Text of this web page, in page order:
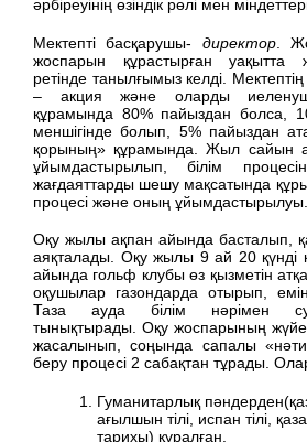
әрбіреуінің өзіндік рөлі мен
Мектепті басқарушы- директор.
жоспарын құрастырған уақытта
ретінде танылғымыз келді.
– акция және оларды
құрамында 80% пайыздан болса,
меншігінде болып, 5% пайыздан
қорының» құрамында. Жыл сайын
ұйымдастырылып, білім
жағдаяттарды шешу мақсатында
процесі және оның ұйымдастырылуы.
Оқу жылы ақпан айында басталып,
аяқталады. Оқу жылы 9 ай 20 қүнді
айында гольф клубы өз қызметін
оқушылар газондарда отырып,
Таза ауда білім нәрімен
тынықтырады. Оқу жоспарының
жасалынып, соңында сапалы
беру процесі 2 сабақтан тұрады.
Гуманитарлық
ағылшын тілі, испан тілі,
тарихы) құралған.